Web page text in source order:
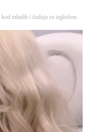
mladih i žudnja za izgledom